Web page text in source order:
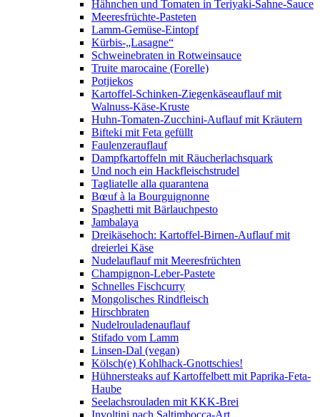
Hähnchen und Tomaten in Teriyaki-Sahne-Sauce
Meeresfrüchte-Pasteten
Lamm-Gemüse-Eintopf
Kürbis-„Lasagne“
Schweinebraten in Rotweinsauce
Truite marocaine (Forelle)
Potjiekos
Kartoffel-Schinken-Ziegenkäseauflauf mit
Walnuss-Käse-Kruste
Huhn-Tomaten-Zucchini-Auflauf mit Kräutern
Bifteki mit Feta gefüllt
Faulenzerauflauf
Dampfkartoffeln mit Räucherlachsquark
Und noch ein Hackfleischstrudel
Tagliatelle alla quarantena
Bœuf à la Bourguignonne
Spaghetti mit Bärlauchpesto
Jambalaya
Dreikäsehoch: Kartoffel-Birnen-Auflauf mit
dreierlei Käse
Nudelauflauf mit Meeresfrüchten
Champignon-Leber-Pastete
Schnelles Fischcurry
Mongolisches Rindfleisch
Hirschbraten
Nudelrouladenauflauf
Stifado vom Lamm
Linsen-Dal (vegan)
Kölsch(e) Kohlhack-Gnottschies!
Hühnersteaks auf Kartoffelbett mit Paprika-Feta-
Haube
Seelachsrouladen mit KKK-Brei
Involtini nach Saltimbocca-Art